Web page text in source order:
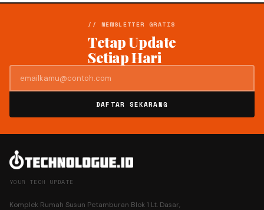
// NEWSLETTER GRATIS
Tetap Update
Setiap Hari
DAFTAR SEKARANG
YOUR TECH UPDATE
Komplek Rumah Susun Petamburan Blok 1 Lt. Dasar,